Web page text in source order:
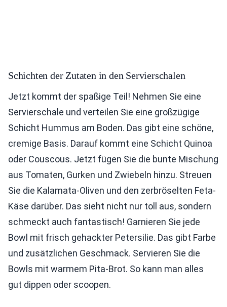
Schichten der Zutaten in den Servierschalen
Jetzt kommt der spaßige Teil! Nehmen Sie eine
Servierschale und verteilen Sie eine großzügige
Schicht Hummus am Boden. Das gibt eine schöne,
cremige Basis. Darauf kommt eine Schicht Quinoa
oder Couscous. Jetzt fügen Sie die bunte Mischung
aus Tomaten, Gurken und Zwiebeln hinzu. Streuen
Sie die Kalamata-Oliven und den zerbröselten Feta-
Käse darüber. Das sieht nicht nur toll aus, sondern
schmeckt auch fantastisch! Garnieren Sie jede
Bowl mit frisch gehackter Petersilie. Das gibt Farbe
und zusätzlichen Geschmack. Servieren Sie die
Bowls mit warmem Pita-Brot. So kann man alles
gut dippen oder scoopen.